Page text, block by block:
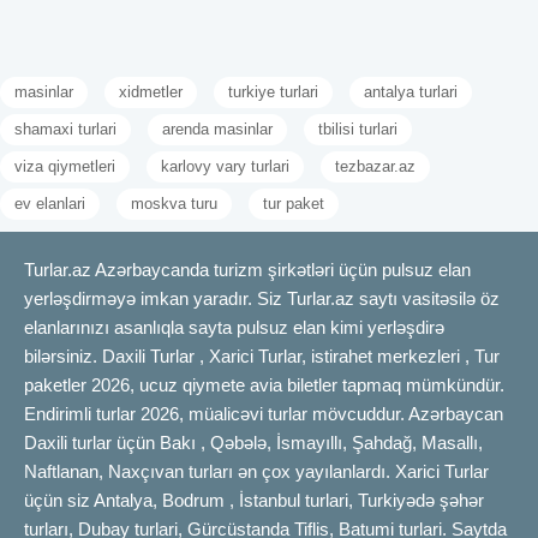
masinlar xidmetler turkiye turlari antalya turlari
shamaxi turlari arenda masinlar tbilisi turlari
viza qiymetleri karlovy vary turlari tezbazar.az
ev elanlari moskva turu tur paket
Turlar.az Azərbaycanda turizm şirkətləri üçün pulsuz elan
yerləşdirməyə imkan yaradır. Siz Turlar.az saytı vasitəsilə öz
elanlarınızı asanlıqla sayta pulsuz elan kimi yerləşdirə
bilərsiniz. Daxili Turlar , Xarici Turlar, istirahet merkezleri , Tur
paketler 2026, ucuz qiymete avia biletler tapmaq mümkündür.
Endirimli turlar 2026, müalicəvi turlar mövcuddur. Azərbaycan
Daxili turlar üçün Bakı , Qəbələ, İsmayıllı, Şahdağ, Masallı,
Naftlanan, Naxçıvan turları ən çox yayılanlardı. Xarici Turlar
üçün siz Antalya, Bodrum , İstanbul turlari, Turkiyədə şəhər
turları, Dubay turlari, Gürcüstanda Tiflis, Batumi turlari. Saytda